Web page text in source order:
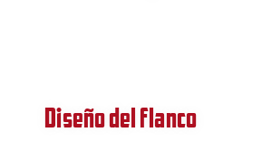
Diseño del flanco